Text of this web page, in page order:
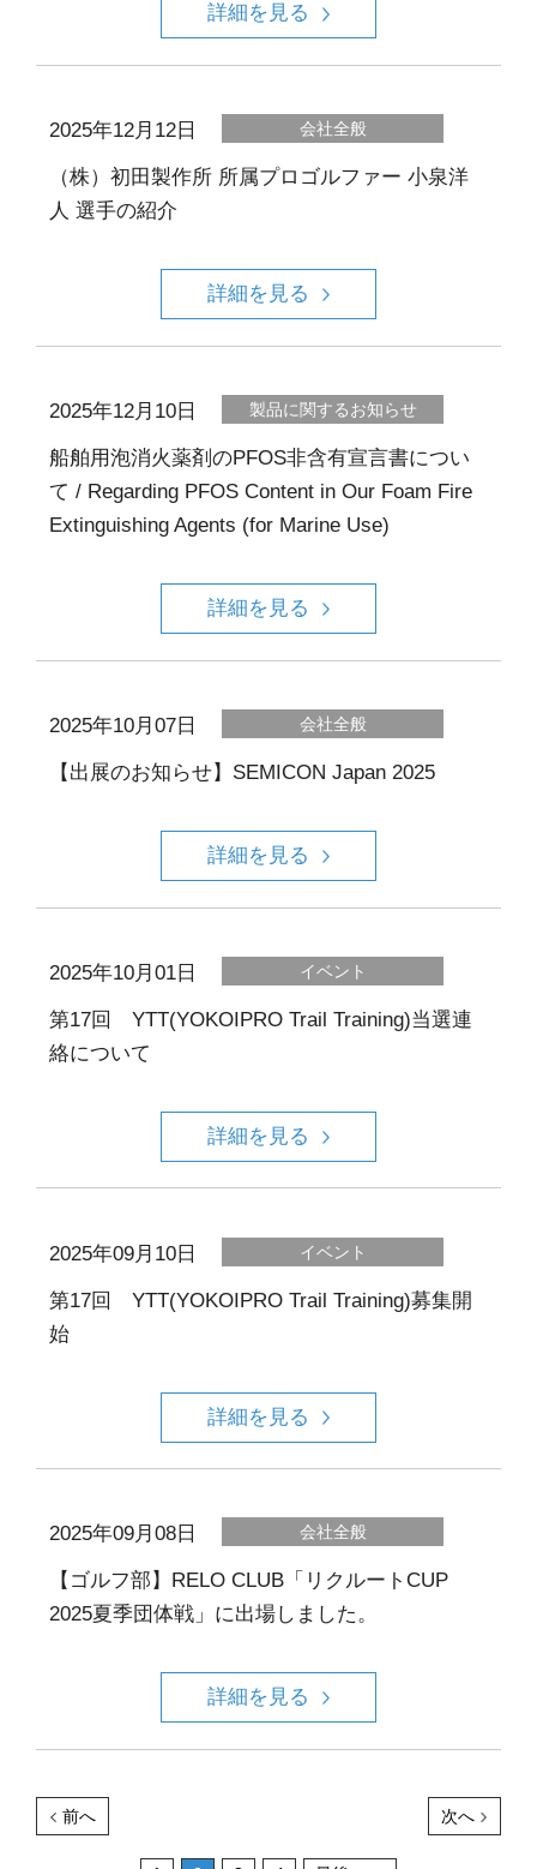
詳細を見る
2025年12月12日 会社全般
（株）初田製作所 所属プロゴルファー 小泉洋
人 選手の紹介
詳細を見る
2025年12月10日 製品に関するお知らせ
船舶用泡消火薬剤のPFOS非含有宣言書につい
て / Regarding PFOS Content in Our Foam Fire
Extinguishing Agents (for Marine Use)
詳細を見る
2025年10月07日 会社全般
【出展のお知らせ】SEMICON Japan 2025
詳細を見る
2025年10月01日 イベント
第17回 YTT(YOKOIPRO Trail Training)当選連
絡について
詳細を見る
2025年09月10日 イベント
第17回 YTT(YOKOIPRO Trail Training)募集開
始
詳細を見る
2025年09月08日 会社全般
【ゴルフ部】RELO CLUB「リクルートCUP
2025夏季団体戦」に出場しました。
詳細を見る
前へ 次へ